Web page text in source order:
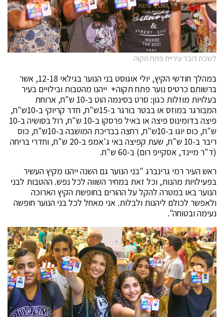
לשכת דובר עיריית פתח תקוה
במהלך חודשי הקיץ, יולי אוגוסט בני הנוער בגילאי 12-18, אשר
ברשותם כרטיס נוער פתח תקוה+ ייהנו מהטבות ובילויים בעיר
בעלויות מוזלות כגון: סרט בסינמה הוט ב-10 ש"ח, ארוחת
המבורגר במוזס או בבטר בורגר ב-15ש"ח, חדר קריוקי ב-10ש"ח,
פיצה בדומינוס פיצה או באיל פרסקו ב-10 ש"ח, רול בסושיה ב-10
ש"ח, כוס יוגו ב-10ש"ח, רחצה בבריכת המושבה ב-10ש"ח, כוס
ריבר ב-10 ש"ח, שעת קפיצה באי ג'אמפ ב-20 ש"ח, וחדרי בריחה
(ד"ר מיינד, אסקייפ רום) ב-60 ש"ח.
ראש העיר רמי גרינברג "בני הנוער גם השנה ייהנו מקיץ העשיר
בפעילויות מהנות, וכל זאת במחיר השווה לכל נפש. ההטבות לבני
הנוער באו במטרה להקל על ההורים בחופשת הקיץ הארוכה
ולאפשר לכולם ליהנות ולבלות. אני מאחל לכל בני הנוער חופשה
נעימה ובטוחה".